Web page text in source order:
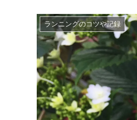
ランニングのコツや記録